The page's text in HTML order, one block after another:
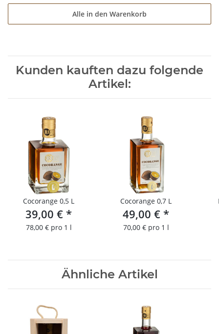
Alle in den Warenkorb
Kunden kauften dazu folgende
Artikel:
Cocorange 0,5 L
39,00 € *
78,00 € pro 1 l
Cocorange 0,7 L
49,00 € *
70,00 € pro 1 l
Ähnliche Artikel